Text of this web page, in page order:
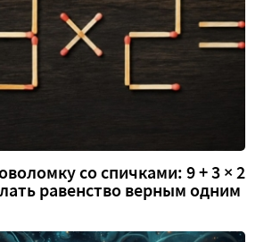
со спичками: 9 + 3 × 2
равенство верным одним